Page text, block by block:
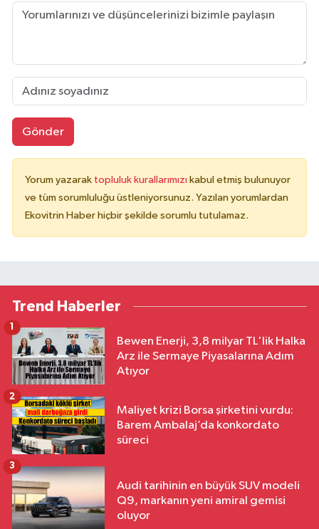
Gönder
Yorum yazarak topluluk kurallarımızı kabul etmiş bulunuyor
ve tüm sorumluluğu üstleniyorsunuz. Yazılan yorumlardan
Ekovitrin Haber hiçbir şekilde sorumlu tutulamaz.
Trend Haberler
Bewen Enerji, 3,8 milyar TL'lik Halka
Arz ile Sermaye Piyasalarına Adım
Atıyor
1
Maliyet krizi Borsa şirketini vurdu:
Barem Ambalaj’da konkordato
süreci
2
Audi tarihinin en büyük SUV modeli
Q9, markanın yeni amiral gemisi
oluyor
3